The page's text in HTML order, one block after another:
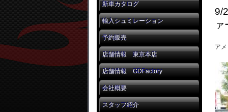
新車カタログ
輸入シュミレーション
予約販売
店舗情報 東京本店
店舗情報 GDFactory
会社概要
スタッフ紹介
9/
ァ
ア